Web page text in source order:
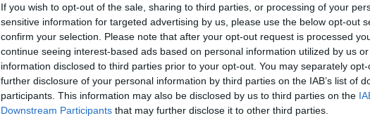
If you wish to opt-out of the sale, sharing to third parties, or processing of your
sensitive information for targeted advertising by us, please use the below opt-out
confirm your selection. Please note that after your opt-out request is processed
continue seeing interest-based ads based on personal information utilized by us
information disclosed to third parties prior to your opt-out. You may separately
further disclosure of your personal information by third parties on the IAB’s list of
participants. This information may also be disclosed by us to third parties on the
Downstream Participants that may further disclose it to other third parties.
Incidente mortale a Campi Bisenzio
(Firenze) nella notte: un uomo di 47 anni,
[...]
CAMPI BISENZIO